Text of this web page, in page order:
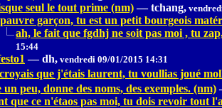
seul le tout prime (nm) — tchang,
pauvre garçon, tu est un petit bourgeois
ah, le fait que fgdhj ne soit pas moi , tu
15:44
— dh, vendredi 09/01/2015 14:31
que j'étais laurent, tu voullias joué
un peu, donne des noms, des exemples. (nm)
que ce n'étaos pas moi, tu dois revoir tout